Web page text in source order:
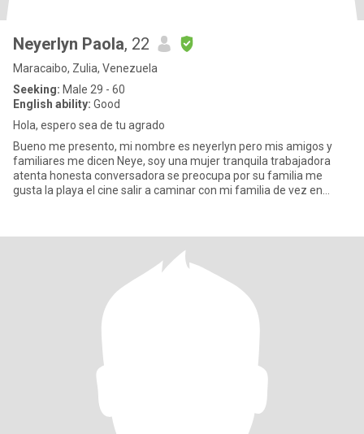
Neyerlyn Paola, 22
Maracaibo, Zulia, Venezuela
Seeking: Male 29 - 60
English ability: Good
Hola, espero sea de tu agrado
Bueno me presento, mi nombre es neyerlyn pero mis amigos y
familiares me dicen Neye, soy una mujer tranquila trabajadora
atenta honesta conversadora se preocupa por su familia me
gusta la playa el cine salir a caminar con mi familia de vez en